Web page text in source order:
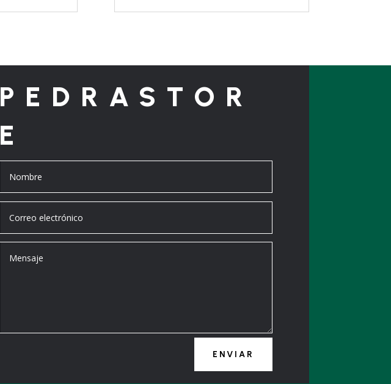
PEDRASTOR
E
ENVIAR